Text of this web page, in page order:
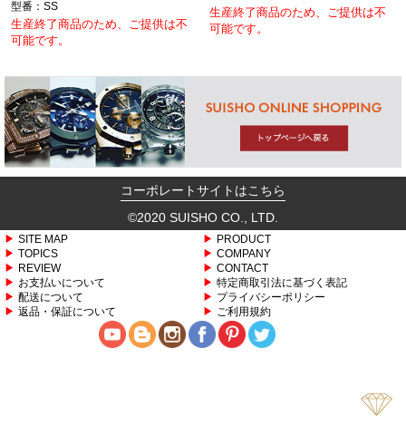
型番：SS
生産終了商品のため、ご提供は不
可能です。
生産終了商品のため、ご提供は不
可能です。
コーポレートサイトはこちら
©2020 SUISHO CO., LTD.
SITE MAP
TOPICS
REVIEW
PRODUCT
COMPANY
CONTACT
お支払いについて
配送について
返品・保証について
特定商取引法に基づく表記
プライバシーポリシー
ご利用規約